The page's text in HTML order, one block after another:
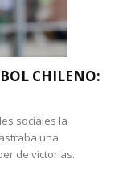
CHILENO:
sociales la
una
de victorias.